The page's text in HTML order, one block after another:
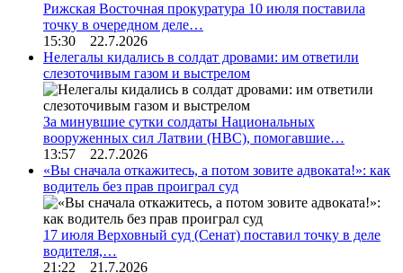
Рижская Восточная прокуратура 10 июля поставила
точку в очередном деле…
15:30 22.7.2026
Нелегалы кидались в солдат дровами: им ответили
слезоточивым газом и выстрелом
За минувшие сутки солдаты Национальных
вооруженных сил Латвии (НВС), помогавшие…
13:57 22.7.2026
«Вы сначала откажитесь, а потом зовите адвоката!»: как
водитель без прав проиграл суд
17 июля Верховный суд (Сенат) поставил точку в деле
водителя,…
21:22 21.7.2026